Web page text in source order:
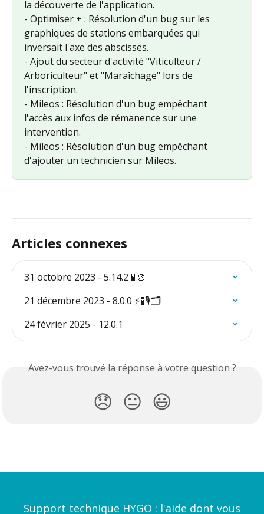
la découverte de l'application.
- Optimiser + : Résolution d'un bug sur les
graphiques de stations embarquées qui
inversait l'axe des abscisses.
- Ajout du secteur d'activité "Viticulteur /
Arboriculteur" et "Maraîchage" lors de
l'inscription.
- Mileos : Résolution d'un bug empêchant
l'accès aux infos de rémanence sur une
intervention.
- Mileos : Résolution d'un bug empêchant
d'ajouter un technicien sur Mileos.
Articles connexes
31 octobre 2023 - 5.14.2 🧪🎨
21 décembre 2023 - 8.0.0 ⚡️🧪🎙️🗂️
24 février 2025 - 12.0.1
Avez-vous trouvé la réponse à votre question ?
😞 😐 😃
Support technique HYGO : l'aide dont vous